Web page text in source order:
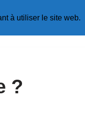
?
à utiliser le site web.